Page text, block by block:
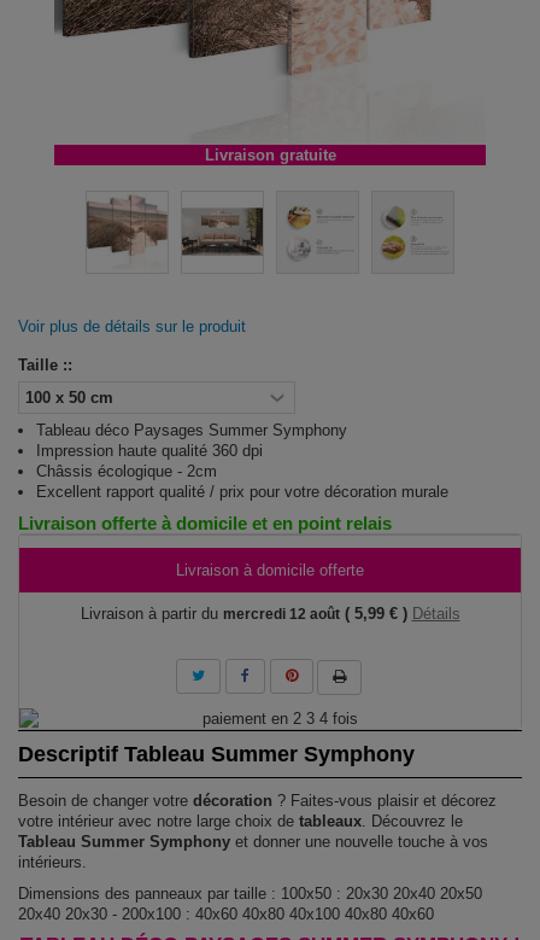
Livraison gratuite
Voir plus de détails sur le produit
Taille ::
Tableau déco Paysages Summer Symphony
Impression haute qualité 360 dpi
Châssis écologique - 2cm
Excellent rapport qualité / prix pour votre décoration murale
Livraison offerte à domicile et en point relais
Livraison à domicile offerte
Livraison à partir du mercredi 12 août ( 5,99 € ) Détails
Descriptif Tableau Summer Symphony
Besoin de changer votre décoration ? Faites-vous plaisir et décorez
votre intérieur avec notre large choix de tableaux. Découvrez le
Tableau Summer Symphony et donner une nouvelle touche à vos
intérieurs.
Dimensions des panneaux par taille : 100x50 : 20x30 20x40 20x50
20x40 20x30 - 200x100 : 40x60 40x80 40x100 40x80 40x60